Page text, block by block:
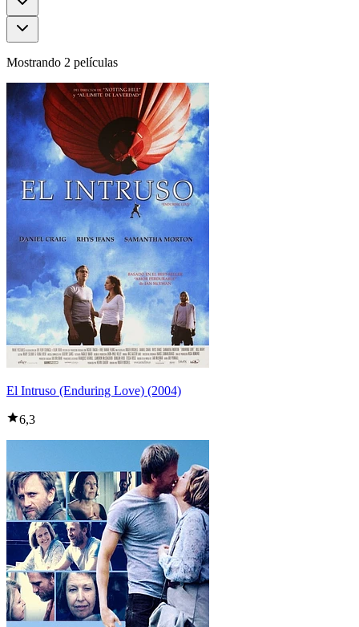
Mostrando 2 películas
El Intruso (Enduring Love) (2004)
6,3